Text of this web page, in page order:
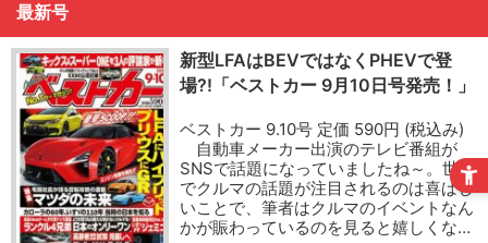
最新号
新型LFAはBEVではなくPHEVで登
場?!「ベストカー 9月10日号発売！」
ベストカー 9.10号 定価 590円 (税込み)
自動車メーカー出演のテレビ番組が
SNSで話題になっていましたね～。世間
でクルマの話題が注目されるのは喜ばし
いことで、筆者はクルマのイベントなん
かが賑わっているのを見ると嬉しくな…